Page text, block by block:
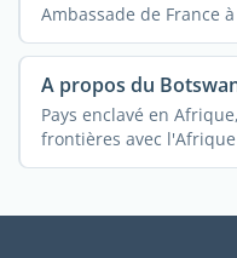
Ambassade de France
A propos du
Pays enclavé en
frontières avec